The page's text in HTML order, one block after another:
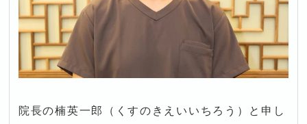
院長の楠英一郎（くすのきえいいちろう）と申し